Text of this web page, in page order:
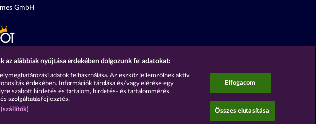
GmbH
az alábbiak nyújtása érdekében dolgozunk fel adatokat:
adatok felhasználása. Az eszköz jellemzőinek aktív
érdekében. Információk tárolása és/vagy elérése egy
szabott hirdetés és tartalom, hirdetés- és tartalommérés,
szolgáltatásfejlesztés.
Elfogadom
Összes elutasítása